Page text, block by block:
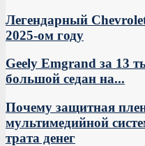
Легендарный
2025-ом году
Geely Emgrand за 13
большой седан на...
Почему защитная
мультимедийной
трата денег